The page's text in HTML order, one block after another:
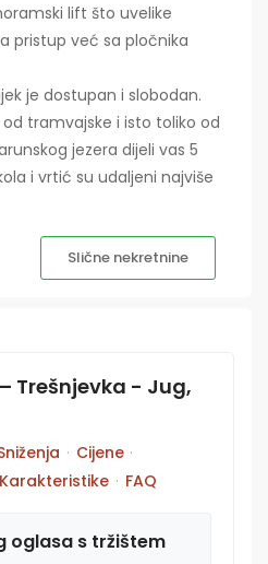
lift što uvelike
pristup već sa pločnika
je dostupan i slobodan.
tramvajske i isto toliko od
jezera dijeli vas 5
i vrtić su udaljeni najviše
Slične nekretnine
Trešnjevka - Jug,
· Cijene ·
Karakteristike · FAQ
oglasa s tržištem